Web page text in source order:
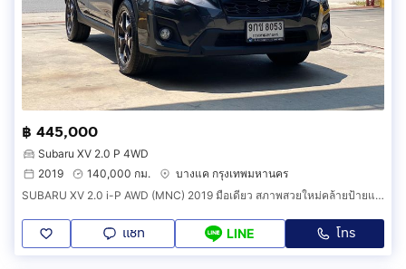
฿ 445,000
Subaru XV 2.0 P 4WD
2019
140,000 กม.
บางแค กรุงเทพมหานคร
SUBARU XV 2.0 i-P AWD (MNC) 2019 มือเดียว สภาพสวยใหม่คล้ายป้ายแดง ราคาถูก
แชท LINE โทร